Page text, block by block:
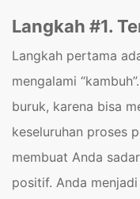
Langkah #1.
Langkah pertama
mengalami
buruk, karena bisa
keseluruhan proses
membuat Anda
positif. Anda